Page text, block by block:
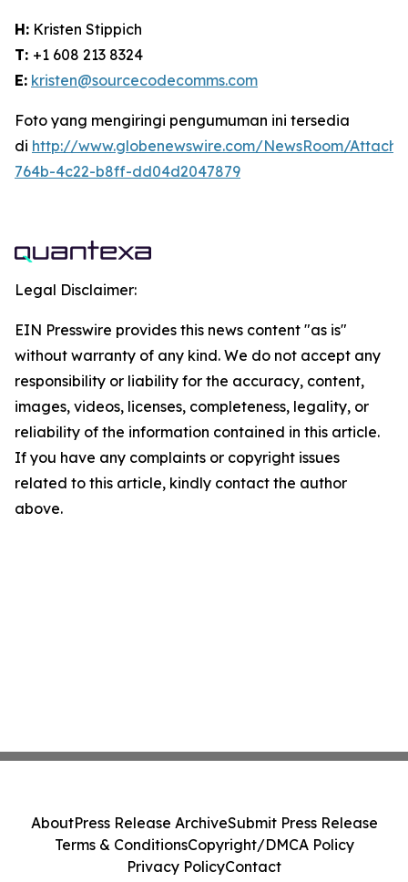
H: Kristen Stippich
T: +1 608 213 8324
E: kristen@sourcecodecomms.com
Foto yang mengiringi pengumuman ini tersedia
di http://www.globenewswire.com/NewsRoom/
764b-4c22-b8ff-dd04d2047879
Legal Disclaimer:
EIN Presswire provides this news content "as is"
without warranty of any kind. We do not accept any
responsibility or liability for the accuracy, content,
images, videos, licenses, completeness, legality, or
reliability of the information contained in this article.
If you have any complaints or copyright issues
related to this article, kindly contact the author
above.
AboutPress Release ArchiveSubmit Press Release
Terms & ConditionsCopyright/DMCA Policy
Privacy PolicyContact